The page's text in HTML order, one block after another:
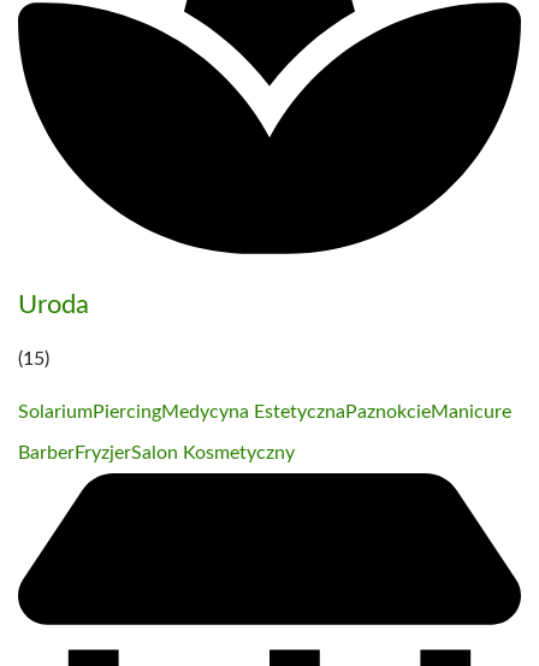
Uroda
(15)
SolariumPiercingMedycyna Estetyczna PaznokcieManicure
BarberFryzjerSalon Kosmetyczny